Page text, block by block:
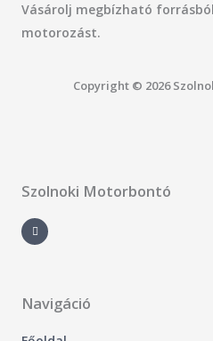
Vásárolj megbízható
motorozást.
Copyright © 2026
Szolnoki Motorbontó
a
c
e
-
f
Navigáció